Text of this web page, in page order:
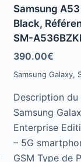
a
t
e
d
0
u
t
o
f
Samsung A53
Black,
SM-
390.00€
Samsung Galaxy,
Description
Samsung
Enterprise
– 5G
GSM Type de